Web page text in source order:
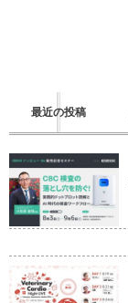
最近の投稿